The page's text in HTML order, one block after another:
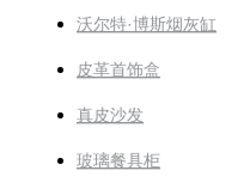
沃尔特·博斯烟灰缸
皮革首饰盒
真皮沙发
玻璃餐具柜